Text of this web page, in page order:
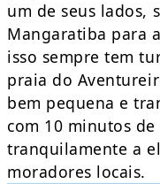
um de seus lados,
Mangaratiba para
isso sempre tem
praia do
bem pequena e
com 10 minutos
tranquilamente a
moradores locais.